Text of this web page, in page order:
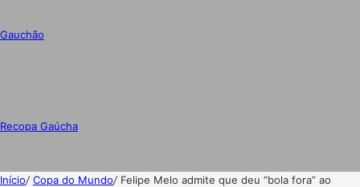
Gauchão
Recopa Gaúcha
Início/Copa do Mundo/ Felipe Melo admite que deu “bola fora” ao